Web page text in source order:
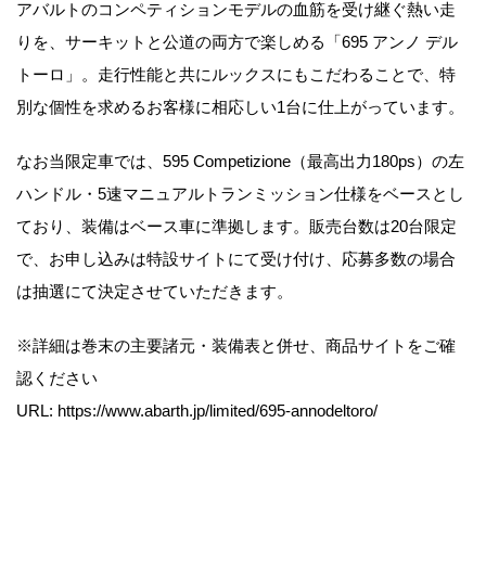
アバルトのコンペティションモデルの血筋を受け継ぐ熱い走
りを、サーキットと公道の両方で楽しめる「695 アンノ デル
トーロ」。走行性能と共にルックスにもこだわることで、特
別な個性を求めるお客様に相応しい1台に仕上がっています。
なお当限定車では、595 Competizione（最高出力180ps）の左
ハンドル・5速マニュアルトランミッション仕様をベースとし
ており、装備はベース車に準拠します。販売台数は20台限定
で、お申し込みは特設サイトにて受け付け、応募多数の場合
は抽選にて決定させていただきます。
※詳細は巻末の主要諸元・装備表と併せ、商品サイトをご確
認ください
URL: https://www.abarth.jp/limited/695-annodeltoro/